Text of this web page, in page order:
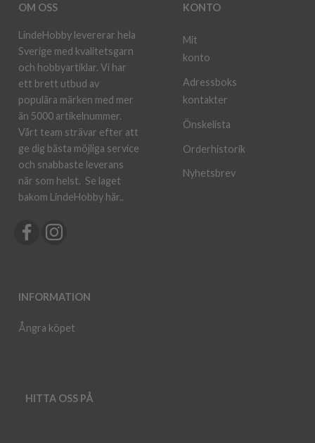
OM OSS
LindeHobby levererar hela
Sverige med kvalitetsgarn
och hobbyartiklar. Vi har
ett brett utbud av
populära märken med mer
än 5000 artikelnummer.
Vårt team strävar efter att
ge dig bästa möjliga service
och snabbaste leverans
när som helst. Se laget
bakom LindeHobby här..
INFORMATION
Ångra köpet
KONTO
Mit
konto
Adressboks
kontakter
Önskelista
Orderhistorik
Nyhetsbrev
HITTA OSS PÅ